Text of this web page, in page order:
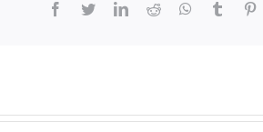
facebook
twitterlinkedinreddit whatsapptumblr